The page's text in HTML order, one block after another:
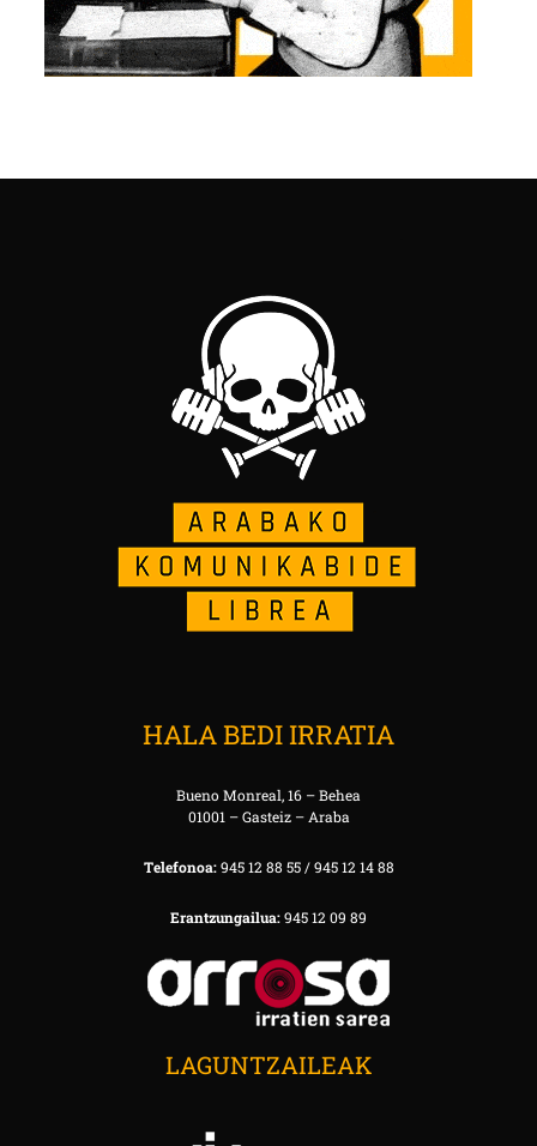
HALA BEDI IRRATIA
Bueno Monreal, 16 – Behea
01001 – Gasteiz – Araba
Telefonoa:945 12 88 55 / 945 12 14 88
Erantzungailua:945 12 09 89
LAGUNTZAILEAK